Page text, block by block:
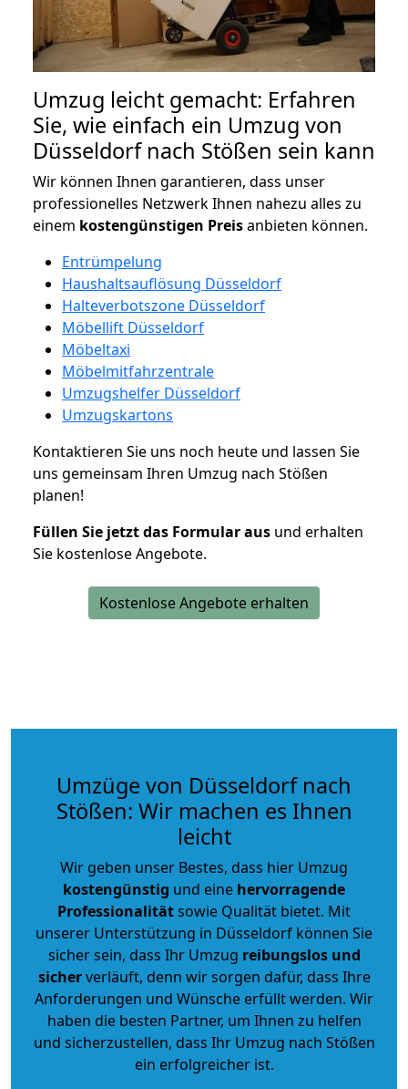
Umzug leicht gemacht: Erfahren
Sie, wie einfach ein Umzug von
Düsseldorf nach Stößen sein kann
Wir können Ihnen garantieren, dass unser
professionelles Netzwerk Ihnen nahezu alles zu
einem kostengünstigen Preisanbieten können.
Entrümpelung
Haushaltsauflösung Düsseldorf
Halteverbotszone Düsseldorf
Möbellift Düsseldorf
Möbeltaxi
Möbelmitfahrzentrale
Umzugshelfer Düsseldorf
Umzugskartons
Kontaktieren Sie uns noch heute und lassen Sie
uns gemeinsam Ihren Umzug nach Stößen
planen!
Füllen Sie jetzt das Formular aus und erhalten
Sie kostenlose Angebote.
Kostenlose Angebote erhalten
Umzüge von Düsseldorf nach
Stößen: Wir machen es Ihnen
leicht
Wir geben unser Bestes, dass hier Umzug
kostengünstig und eine hervorragende
Professionalitätsowie Qualität bietet. Mit
unserer Unterstützung in Düsseldorf können Sie
sicher sein, dass Ihr Umzug reibungslos und
sicherverläuft, denn wir sorgen dafür, dass Ihre
Anforderungen und Wünsche erfüllt werden. Wir
haben die besten Partner, um Ihnen zu helfen
und sicherzustellen, dass Ihr Umzug nach Stößen
ein erfolgreicher ist.